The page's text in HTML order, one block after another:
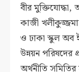
বীর
কাজী
ও ঢাকা স্কুল অব
উন্নয়ন পরিষদের
অর্থনীতি